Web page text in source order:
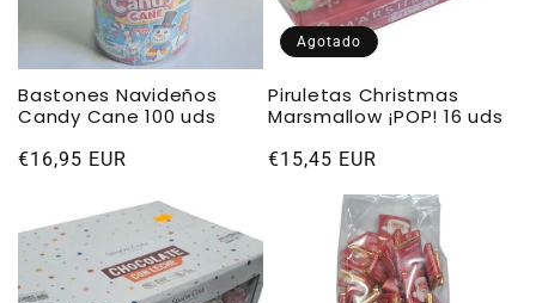
Bastones Navideños
Candy Cane 100 uds
Precio
€16,95 EUR
Agotado
Piruletas Christmas
Marsmallow ¡POP! 16 uds
Precio
€15,45 EUR